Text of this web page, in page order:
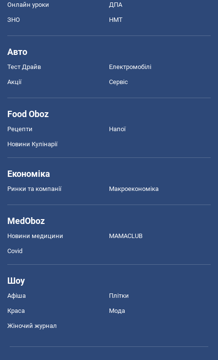
Онлайн уроки ДПА
ЗНО НМТ
Авто
Тест Драйв Електромобілі
Акції Сервіс
Food Oboz
Рецепти Напої
Новини Кулінарії
Економіка
Ринки та компанії Макроекономіка
MedOboz
Новини медицини MAMACLUB
Covid
Шоу
Афіша Плітки
Краса Мода
Жіночий журнал